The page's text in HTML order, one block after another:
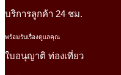
บริการลูกค้า 24 ชม.
พร้อมรับเรื่องดูแลคุณ
ใบอนุญาติ ท่องเที่ยว